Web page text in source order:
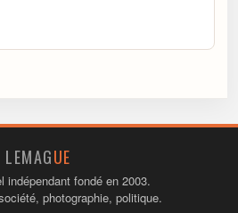
LEMAGUE
indépendant fondé en 2003.
photographie, politique.